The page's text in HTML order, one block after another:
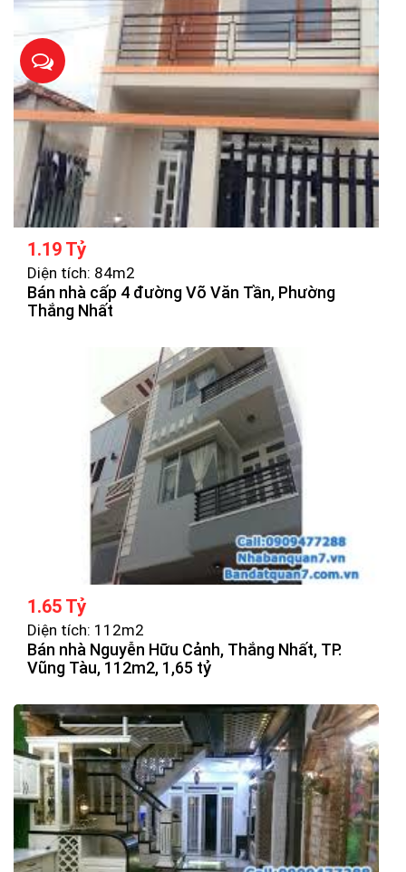
1.19 Tỷ
Diện tích: 84m2
Bán nhà cấp 4 đường Võ Văn Tần, Phường
Thắng Nhất
1.65 Tỷ
Diện tích: 112m2
Bán nhà Nguyễn Hữu Cảnh, Thắng Nhất, TP.
Vũng Tàu, 112m2, 1,65 tỷ